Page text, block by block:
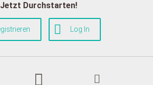
Jetzt Durchstarten!
Log In